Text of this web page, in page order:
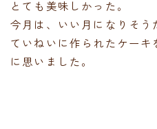
とても美味しかった。
今月は、いい月になりそう
ていねいに作られたケーキ
に思いました。